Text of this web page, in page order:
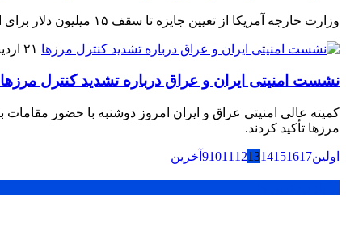
وزارت خارجه آمریکا از تعیین جایزه تا سقف ۱۵ میلیون دلار برای ارائه اطلاعاتی که به اختلال در سازوکارهای مالی سپاه پاسداران منجر شود، خبر داد.
۲۱ اردیبهشت ۱۴۰۵
نشست امنیتی ایران و عراق درباره تشدید کنترل مرزها
کمیته عالی امنیتی عراق و ایران امروز دوشنبه با حضور
مرزها تأکید کردند.
اولین 91011 121314151617 آخرین